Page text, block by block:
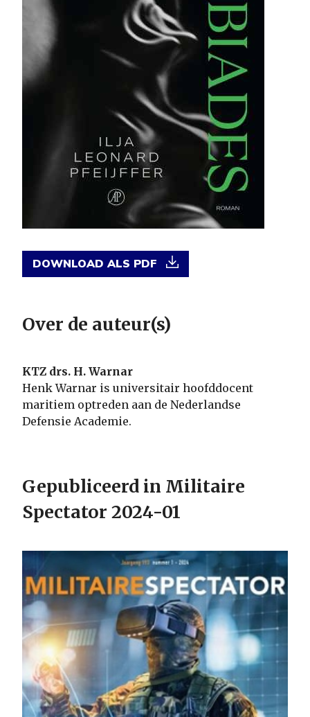
DOWNLOAD ALS PDF
Over de auteur(s)
KTZ drs. H. Warnar
Henk Warnar is universitair hoofddocent
maritiem optreden aan de Nederlandse
Defensie Academie.
Gepubliceerd in Militaire
Spectator 2024-01